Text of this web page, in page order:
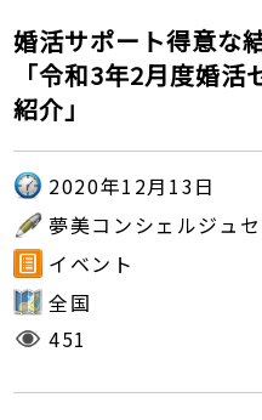
婚活サポート得意な
「令和3年2月度婚
紹介」
2020年12月13日
夢美コンシェルジュ
イベント
全国
451